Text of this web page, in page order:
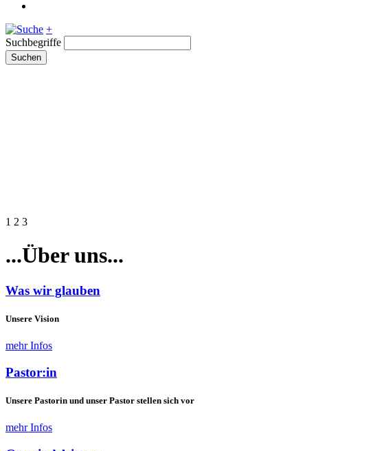
+
Suchbegriffe
Suchen
1 2 3
...Über uns...
Was wir glauben
Unsere Vision
mehr Infos
Pastor:in
Unsere Pastorin und unser Pastor stellen sich vor
mehr Infos